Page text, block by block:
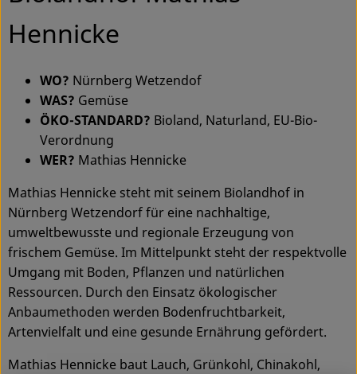
Obst & Gemüse
Kühltheke
Backwaren
Haltbares
Getränke
Drogerie
So geht's
Über uns
Hennicke
WO? Nürnberg Wetzendof
WAS? Gemüse
ÖKO-STANDARD? Bioland, Naturland, EU-Bio-
Verordnung
WER? Mathias Hennicke
Mathias Hennicke steht mit seinem Biolandhof in
Nürnberg Wetzendorf für eine nachhaltige,
umweltbewusste und regionale Erzeugung von
frischem Gemüse. Im Mittelpunkt steht der respektvolle
Umgang mit Boden, Pflanzen und natürlichen
Ressourcen. Durch den Einsatz ökologischer
Anbaumethoden werden Bodenfruchtbarkeit,
Artenvielfalt und eine gesunde Ernährung gefördert.
Mathias Hennicke baut Lauch, Grünkohl, Chinakohl,